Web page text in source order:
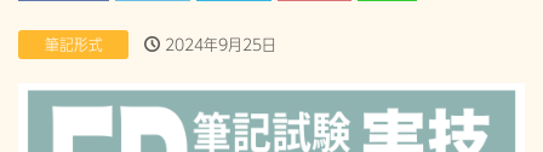
筆記形式 2024年9月25日